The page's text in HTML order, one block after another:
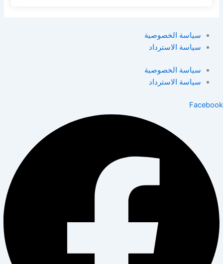
سياسة الخصوصية
سياسة الاسترداد
سياسة الخصوصية
سياسة الاسترداد
Facebook